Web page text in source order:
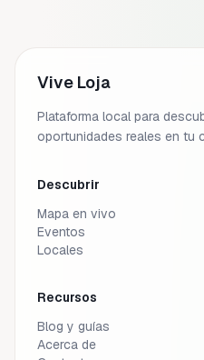
Vive Loja
Plataforma local para
oportunidades reales en tu
Descubrir
Mapa en vivo
Eventos
Locales
Recursos
Blog y guías
Acerca de